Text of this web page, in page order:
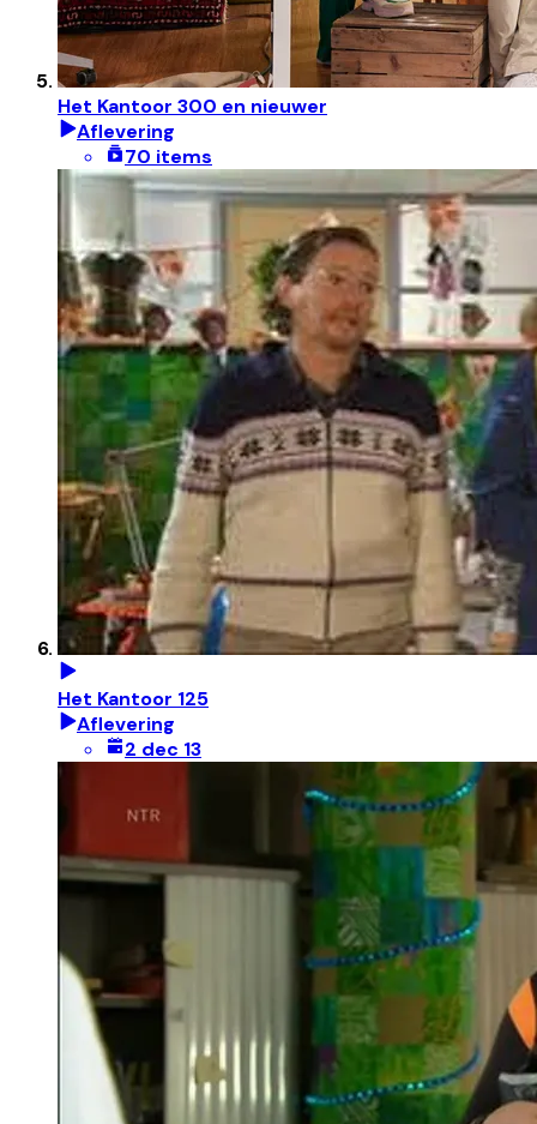
Het Kantoor 300 en nieuwer
Aflevering
70 items
Het Kantoor 125
Aflevering
2 dec 13